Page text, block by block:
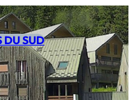
DU SUD